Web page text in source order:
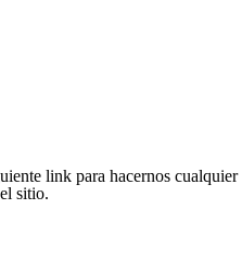
link para hacernos cualquier
sitio.